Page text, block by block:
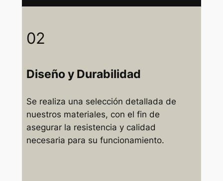
02
Diseño y Durabilidad
Se realiza una selección detallada de
nuestros materiales, con el fin de
asegurar la resistencia y calidad
necesaria para su funcionamiento.